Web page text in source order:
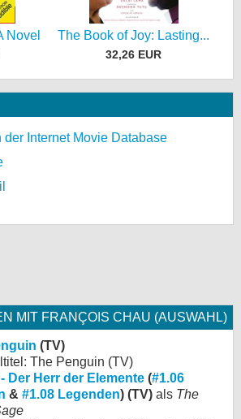
Novel The Book of Joy: Lasting...
32,26 EUR
der Internet Movie Database
MIT FRANÇOIS CHAU (AUSWAHL)
(TV)
The Penguin (TV)
Der Herr der Elemente (#1.06
& #1.08 Legenden) (TV) als The